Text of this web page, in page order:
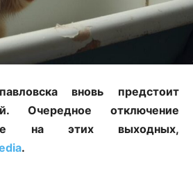
вновь предстоит
Очередное отключение
на этих выходных,
.